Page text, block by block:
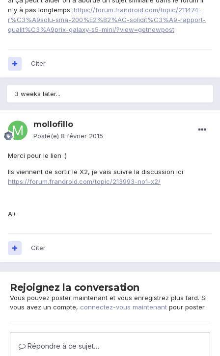
n'y à pas longtemps :https://forum.frandroid.com/topic/211474-
r%C3%A9solu-sma-200%E2%82%AC-solidit%C3%A9-rapport-
qualit%C3%A9prix-galaxy-s5-mini/?view=getnewpost
Citer
3 weeks later...
mollofillo
Posté(e) 8 février 2015
Merci pour le lien :)
Ils viennent de sortir le X2, je vais suivre la discussion ici
https://forum.frandroid.com/topic/213993-no1-x2/
A+
Citer
Rejoignez la conversation
Vous pouvez poster maintenant et vous enregistrez plus tard. Si
vous avez un compte, connectez-vous maintenant pour poster.
Répondre à ce sujet…